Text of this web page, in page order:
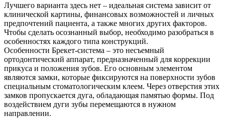
Лучшего варианта здесь нет – идеальная система зависит от
клинической картины, финансовых возможностей и личных
предпочтений пациента, а также многих других факторов.
Чтобы сделать осознанный выбор, необходимо разобраться в
особенностях каждого типа конструкций.
Особенности Брекет-система – это несъемный
ортодонтический аппарат, предназначенный для коррекции
прикуса и положения зубов. Его основным элементом
являются замки, которые фиксируются на поверхности зубов
специальным стоматологическим клеем. Через отверстия этих
замков пропускается дуга, обладающая памятью формы. Под
воздействием дуги зубы перемещаются в нужном
направлении.